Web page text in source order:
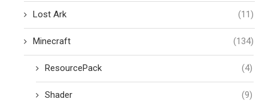
Lost Ark (11)
Minecraft (134)
ResourcePack (4)
Shader (9)